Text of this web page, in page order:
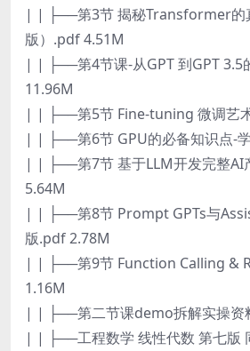
| | ├──第3节 揭秘Transformer的
版）.pdf 4.51M
| | ├──第4节课-从GPT 到GPT 3.5
11.96M
| | ├──第5节 Fine-tuning 微调艺
| | ├──第6节 GPU的必备知识点-
| | ├──第7节 基于LLM开发完整AI
5.64M
| | ├──第8节 Prompt GPTs与
版.pdf 2.78M
| | ├──第9节 Function Calling &
1.16M
| | ├──第二节课demo拆解实操资
| | ├──工程数学 线性代数 第七版